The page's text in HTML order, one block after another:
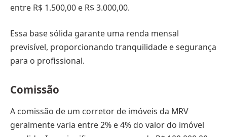
entre R$ 1.500,00 e R$ 3.000,00.
Essa base sólida garante uma renda mensal
previsível, proporcionando tranquilidade e segurança
para o profissional.
Comissão
A comissão de um corretor de imóveis da MRV
geralmente varia entre 2% e 4% do valor do imóvel